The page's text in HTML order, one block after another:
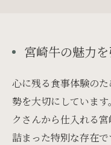
宮崎牛の魅力
心に残る食事体験の
勢を大切にしていま
クさんから仕入れる
詰まった特別な存在